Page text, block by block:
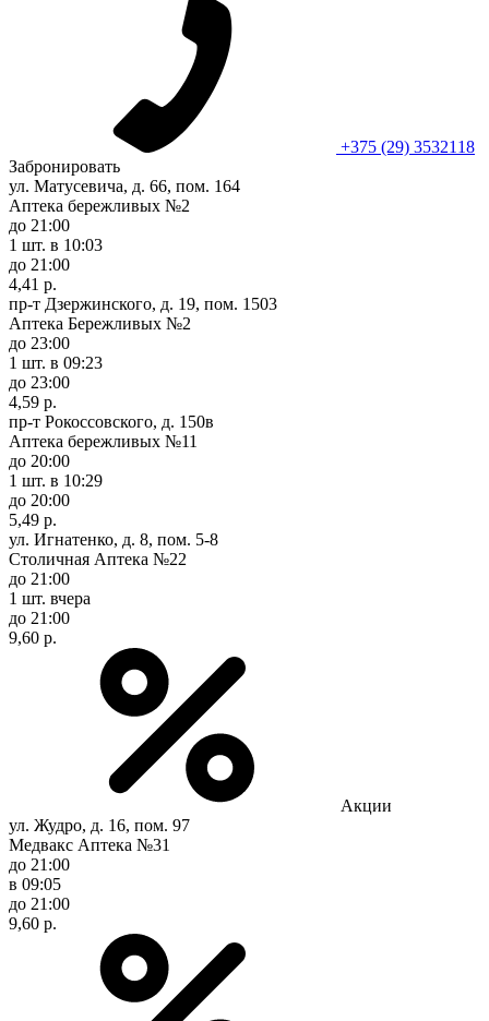
+375 (29) 3532118
Забронировать
ул. Матусевича, д. 66, пом. 164
Аптека бережливых №2
до 21:00
1 шт. в 10:03
до 21:00
4,41 р.
пр-т Дзержинского, д. 19, пом. 1503
Аптека Бережливых №2
до 23:00
1 шт. в 09:23
до 23:00
4,59 р.
пр-т Рокоссовского, д. 150в
Аптека бережливых №11
до 20:00
1 шт. в 10:29
до 20:00
5,49 р.
ул. Игнатенко, д. 8, пом. 5-8
Столичная Аптека №22
до 21:00
1 шт. вчера
до 21:00
9,60 р.
Акции
ул. Жудро, д. 16, пом. 97
Медвакс Аптека №31
до 21:00
в 09:05
до 21:00
9,60 р.